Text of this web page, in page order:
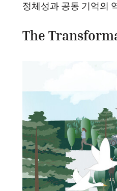
정체성과 공동 기억의
The